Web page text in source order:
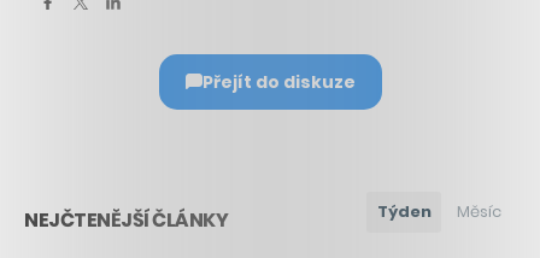
Přejít do diskuze
NEJČTENĚJŠÍ ČLÁNKY Týden Měsíc